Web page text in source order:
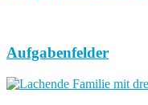
Aufgabenfelder